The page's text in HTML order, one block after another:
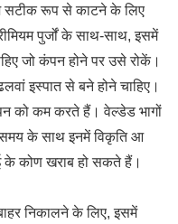
सटीक रूप से काटने के लिए
पुर्जों के साथ-साथ, इसमें
जो कंपन होने पर उसे रोकें।
इस्पात से बने होने चाहिए।
को कम करते हैं। वेल्डेड भागों
समय के साथ इनमें विकृति आ
कोण खराब हो सकते हैं।
निकालने के लिए, इसमें